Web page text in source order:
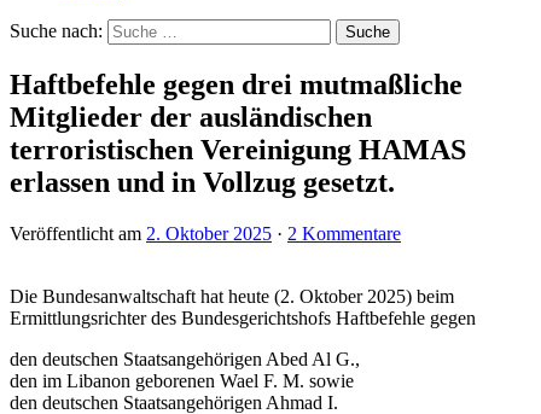
Suche nach:
Haftbefehle gegen drei mutmaßliche
Mitglieder der ausländischen
terroristischen Vereinigung HAMAS
erlassen und in Vollzug gesetzt.
Veröffentlicht am 2. Oktober 2025 · 2 Kommentare
Die Bundesanwaltschaft hat heute (2. Oktober 2025) beim
Ermittlungsrichter des Bundesgerichtshofs Haftbefehle gegen
den deutschen Staatsangehörigen Abed Al G.,
den im Libanon geborenen Wael F. M. sowie
den deutschen Staatsangehörigen Ahmad I.